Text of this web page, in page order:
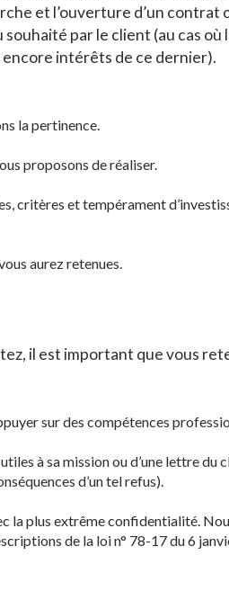
et l’ouverture d’un contrat
par le client (au cas
intérêts de ce dernier).
la pertinence.
proposons de réaliser.
critères et tempérament
aurez retenues.
il est important que vous
sur des compétences
à sa mission ou d’une lettre
d’un tel refus).
plus extrême confidentialité.
de la loi n° 78-17 du 6